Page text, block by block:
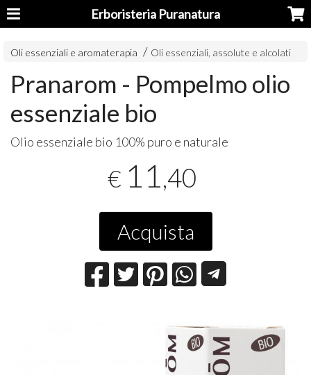
Erboristeria Puranatura
Oli essenziali e aromaterapia Oli essenziali, assolute e alcolati
Pranarom - Pompelmo olio
essenziale bio
Olio essenziale bio 100% puro e naturale
€ 11,40
Acquista